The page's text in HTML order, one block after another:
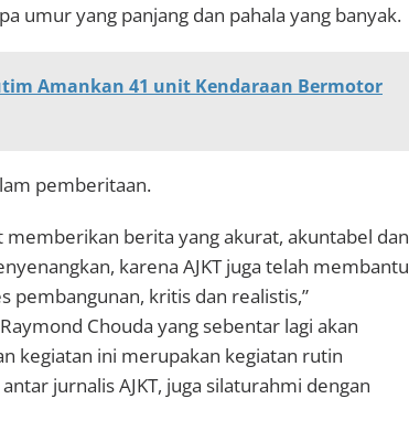
umur yang panjang dan pahala yang banyak.
Amankan 41 unit Kendaraan Bermotor
pemberitaan.
memberikan berita yang akurat, akuntabel dan
karena AJKT juga telah membantu
kritis dan realistis,”
Chouda yang sebentar lagi akan
kegiatan ini merupakan kegiatan rutin
jurnalis AJKT, juga silaturahmi dengan